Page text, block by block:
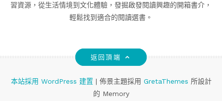
習資源，從生活情境到文化體驗，發掘啟發閱讀興趣的開箱書介，
輕鬆找到適合的閱讀選書。
返回頂端
本站採用 WordPress 建置 | 佈景主題採用 GretaThemes 所設計
的 Memory